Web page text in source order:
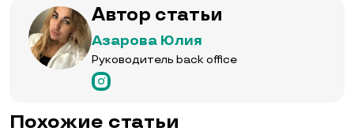
Автор статьи
Азарова Юлия
Руководитель back office
Похожие статьи